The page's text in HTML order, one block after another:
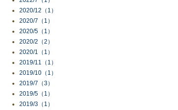
2020/12（1）
2020/7（1）
2020/5（1）
2020/2（2）
2020/1（1）
2019/11（1）
2019/10（1）
2019/7（3）
2019/5（1）
2019/3（1）